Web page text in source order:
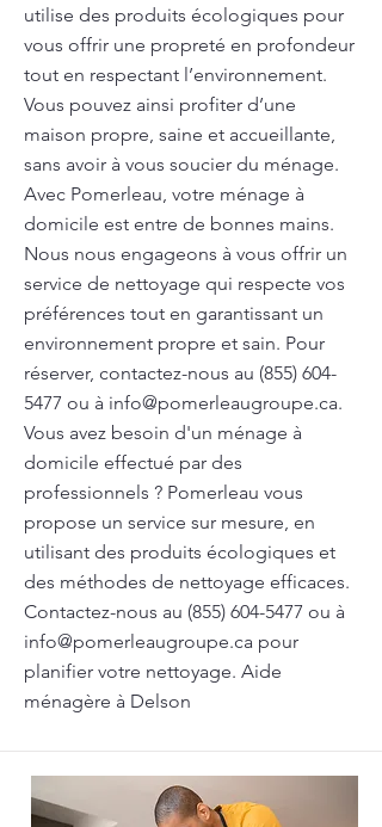
utilise des produits écologiques pour
vous offrir une propreté en profondeur
tout en respectant l’environnement.
Vous pouvez ainsi profiter d’une
maison propre, saine et accueillante,
sans avoir à vous soucier du ménage.
Avec Pomerleau, votre ménage à
domicile est entre de bonnes mains.
Nous nous engageons à vous offrir un
service de nettoyage qui respecte vos
préférences tout en garantissant un
environnement propre et sain. Pour
réserver, contactez-nous au (855) 604-
5477 ou à info@pomerleaugroupe.ca.
Vous avez besoin d'un ménage à
domicile effectué par des
professionnels ? Pomerleau vous
propose un service sur mesure, en
utilisant des produits écologiques et
des méthodes de nettoyage efficaces.
Contactez-nous au (855) 604-5477 ou à
info@pomerleaugroupe.ca pour
planifier votre nettoyage. Aide
ménagère à Delson